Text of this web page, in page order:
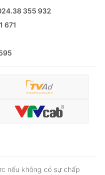
355 932
671
nếu không có sự chấp